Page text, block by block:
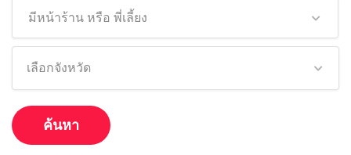
มีหน้าร้าน หรือ พี่เลี้ยง
เลือกจังหวัด
ค้นหา